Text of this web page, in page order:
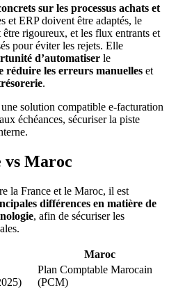
sur les processus achats et
et ERP doivent être adaptés, le
rigoureux, et les flux entrants et
pour éviter les rejets. Elle
d’automatiser le
réduire les erreurs manuelles et
.
solution compatible e‑facturation
échéances, sécuriser la piste
vs Maroc
la France et le Maroc, il est
différences en matière de
, afin de sécuriser les
Maroc
Plan Comptable Marocain
(PCM)